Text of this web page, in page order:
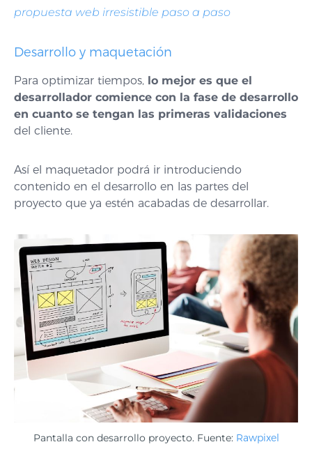
propuesta web irresistible paso a paso
Desarrollo y maquetación
Para optimizar tiempos, lo mejor es que el
desarrollador comience con la fase de desarrollo
en cuanto se tengan las primeras validaciones
del cliente.
Así el maquetador podrá ir introduciendo
contenido en el desarrollo en las partes del
proyecto que ya estén acabadas de desarrollar.
Pantalla con desarrollo proyecto. Fuente: Rawpixel